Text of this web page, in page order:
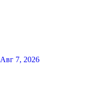
Авг 7, 2026